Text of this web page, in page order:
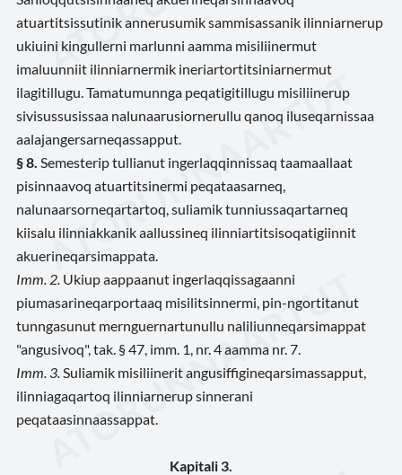
atuartitsissutinik annerusumik sammisassanik ilinniarnerup
ukiuini kingullerni marlunni aamma misiliinermut
imaluunniit ilinniarnermik ineriartortitsiniarnermut
ilagitillugu. Tamatumunnga peqatigitillugu misiliinerup
sivisussusissaa nalunaarusiornerullu qanoq iluseqarnissaa
aalajangersarneqassapput.
§ 8. Semesterip tullianut ingerlaqqinnissaq taamaallaat
pisinnaavoq atuartitsinermi peqataasarneq,
nalunaarsorneqartartoq, suliamik tunniussaqartarneq
kiisalu ilinniakkanik aallussineq ilinniartitsisoqatigiinnit
akuerineqarsimappata.
Imm. 2. Ukiup aappaanut ingerlaqqissagaanni
piumasarineqarportaaq misilitsinnermi, pin-ngortitanut
tunngasunut mernguernartunullu naliliunneqarsimappat
"angusivoq", tak. § 47, imm. 1, nr. 4 aamma nr. 7.
Imm. 3. Suliamik misiliinerit angusiffigineqarsimassapput,
ilinniagaqartoq ilinniarnerup sinnerani
peqataasinnaassappat.
Kapitali 3.